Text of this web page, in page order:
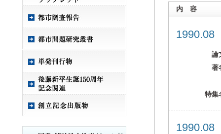
内 容
論
著
特集